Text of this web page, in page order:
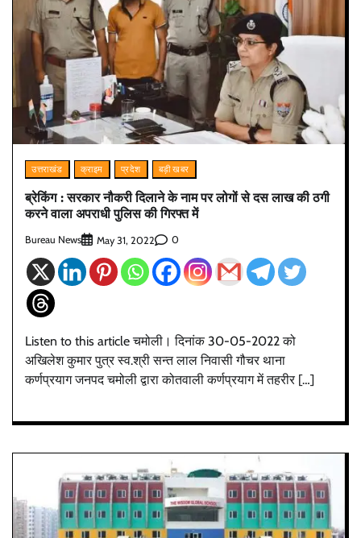
उत्तराखंड क्राइम प्रदेश बड़ी खबर
ब्रेकिंग : सरकार नौकरी दिलाने के नाम पर लोगों से दस लाख की ठगी
करने वाला अपराधी पुलिस की गिरफ्त में
Bureau News May 31, 2022 0
Listen to this article चमोली। दिनांक 30-05-2022 को
अखिलेश कुमार पुत्र स्व.श्री सन्त लाल निवासी गौचर थाना
कर्णप्रयाग जनपद चमोली द्वारा कोतवाली कर्णप्रयाग में तहरीर […]